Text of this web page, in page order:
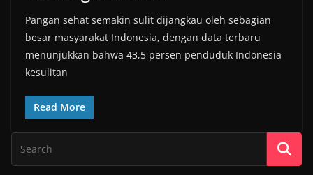
Pangan sehat semakin sulit dijangkau oleh sebagian
besar masyarakat Indonesia, dengan data terbaru
menunjukkan bahwa 43,5 persen penduduk Indonesia
kesulitan
Read More